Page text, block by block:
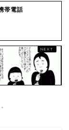
帯電話